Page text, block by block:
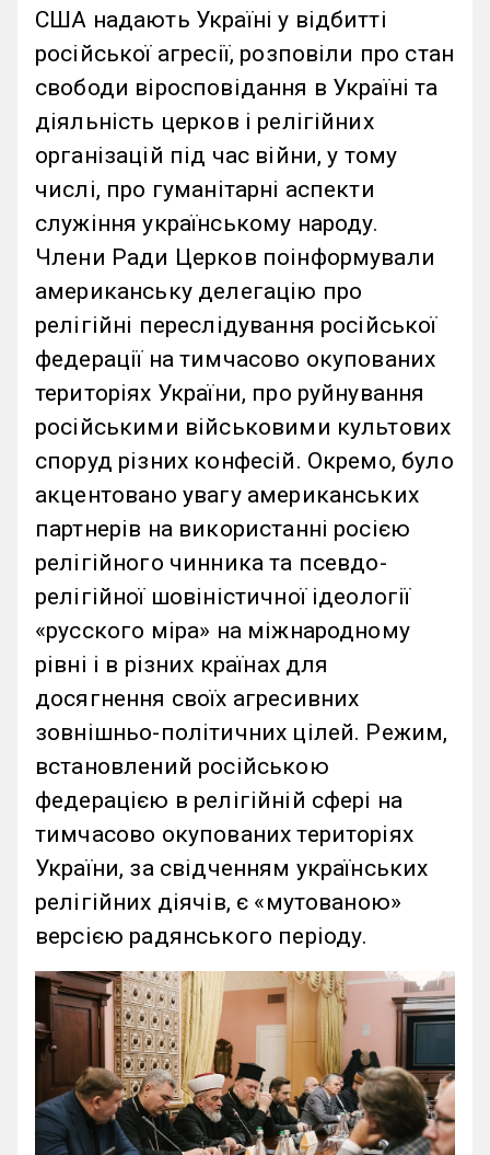
США надають Україні у відбитті
російської агресії, розповіли про стан
свободи віросповідання в Україні та
діяльність церков і релігійних
організацій під час війни, у тому
числі, про гуманітарні аспекти
служіння українському народу.
Члени Ради Церков поінформували
американську делегацію про
релігійні переслідування російської
федерації на тимчасово окупованих
територіях України, про руйнування
російськими військовими культових
споруд різних конфесій. Окремо, було
акцентовано увагу американських
партнерів на використанні росією
релігійного чинника та псевдо-
релігійної шовіністичної ідеології
«русского міра» на міжнародному
рівні і в різних країнах для
досягнення своїх агресивних
зовнішньо-політичних цілей. Режим,
встановлений російською
федерацією в релігійній сфері на
тимчасово окупованих територіях
України, за свідченням українських
релігійних діячів, є «мутованою»
версією радянського періоду.